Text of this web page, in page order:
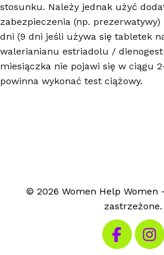
stosunku. Należy jednak użyć
zabezpieczenia (np.
dni (9 dni jeśli używa się tabletek
walerianianu estriadolu /
miesiączka nie pojawi się w ciągu
powinna wykonać test ciążowy.
© 2026 Women Help Women
zastrzeżone.
Odwiedź